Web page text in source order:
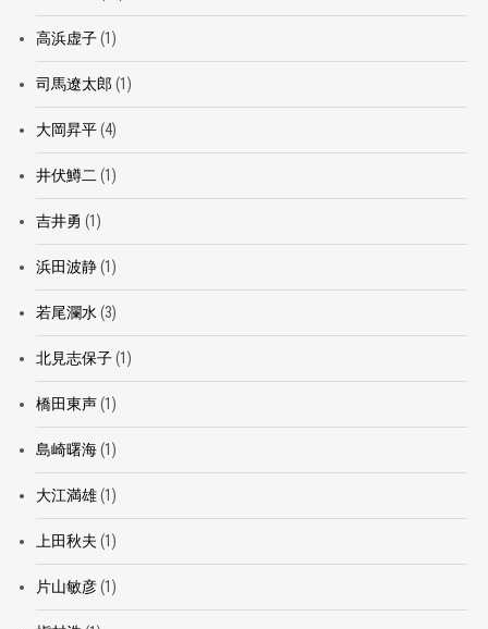
高浜虚子(1)
司馬遼太郎 (1)
大岡昇平(4)
井伏鱒二 (1)
吉井勇 (1)
浜田波静(1)
若尾瀾水 (3)
北見志保子(1)
橋田東声(1)
島崎曙海(1)
大江満雄(1)
上田秋夫 (1)
片山敏彦(1)